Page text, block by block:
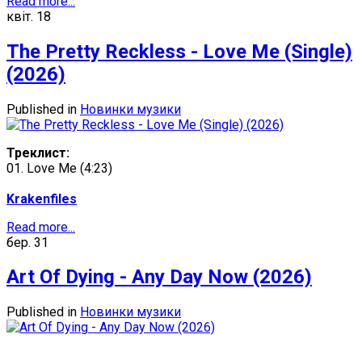
квіт. 18
The Pretty Reckless - Love Me (Single)
(2026)
Published in Новинки музики
Треклист:
01. Love Me (4:23)
Krakenfiles
Read more...
бер. 31
Art Of Dying - Any Day Now (2026)
Published in Новинки музики